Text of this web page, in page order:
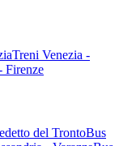
Treni Venezia -
Firenze
del TrontoBus